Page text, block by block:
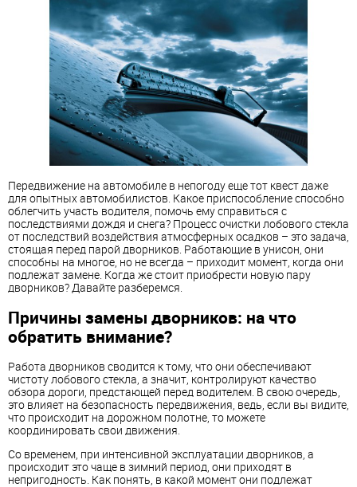
Передвижение на автомобиле в непогоду еще тот квест даже
для опытных автомобилистов. Какое приспособление способно
облегчить участь водителя, помочь ему справиться с
последствиями дождя и снега? Процесс очистки лобового стекла
от последствий воздействия атмосферных осадков – это задача,
стоящая перед парой дворников. Работающие в унисон, они
способны на многое, но не всегда – приходит момент, когда они
подлежат замене. Когда же стоит приобрести новую пару
дворников? Давайте разберемся.
Причины замены дворников: на что
обратить внимание?
Работа дворников сводится к тому, что они обеспечивают
чистоту лобового стекла, а значит, контролируют качество
обзора дороги, предстающей перед водителем. В свою очередь,
это влияет на безопасность передвижения, ведь, если вы видите,
что происходит на дорожном полотне, то можете
координировать свои движения.
Со временем, при интенсивной эксплуатации дворников, а
происходит это чаще в зимний период, они приходят в
непригодность. Как понять, в какой момент они подлежат